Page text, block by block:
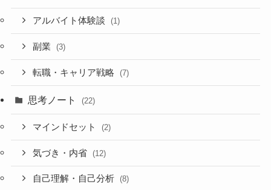
アルバイト体験談 (1)
副業 (3)
転職・キャリア戦略 (7)
思考ノート (22)
マインドセット (2)
気づき・内省 (12)
自己理解・自己分析 (8)